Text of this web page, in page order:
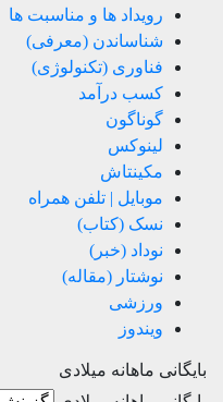
رویداد ها و مناسبت ها
شناساندن (معرفی)
فناوری (تکنولوژی)
کسب درآمد
گوناگون
لینوکس
مکینتاش
موبایل | تلفن همراه
نسک (کتاب)
نوداد (خبر)
نوشتار (مقاله)
ورزشی
ویندوز
بایگانی ماهانه میلادی